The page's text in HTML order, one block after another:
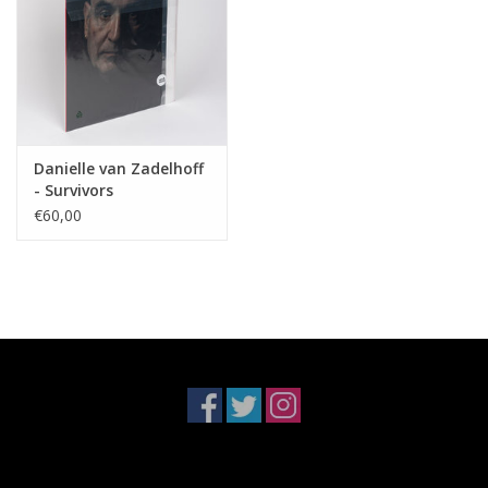
Danielle van Zadelhoff
- Survivors
€60,00